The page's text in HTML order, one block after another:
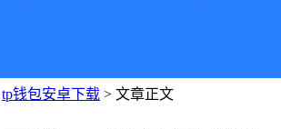
tp钱包安卓下载 > 文章正文